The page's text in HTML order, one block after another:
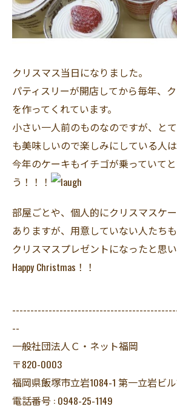
クリスマス当日になりました。
パティスリーが開店してから毎年、
を作ってくれています。
小さい一人前のものなのですが、と
も美味しいので楽しみにしている人は
今年のケーキもイチゴが乗っていて
う！！！
部屋ごとや、個人的にクリスマスケ
ありますが、用意していない人たち
クリスマスプレゼントになったと思い
Happy Christmas！！
--
一般社団法人Ｃ・ネット福岡
〒820-0003
福岡県飯塚市立岩1084-1 第一立岩ビル
電話番号 : 0948-25-1149